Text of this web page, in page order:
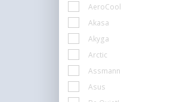
AeroCool
Akasa
Akyga
Arctic
Assmann
Asus